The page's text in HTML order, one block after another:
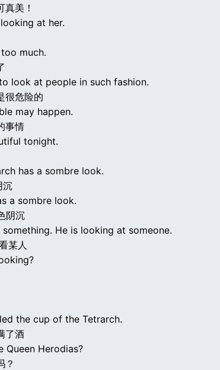
美！
at her.
much.
look at people in such fashion.
很危险的
may happen.
事情
tonight.
has a sombre look.
沉
a sombre look.
阴沉
He is looking at someone.
某人
the cup of the Tetrarch.
了酒
Queen Herodias?
？